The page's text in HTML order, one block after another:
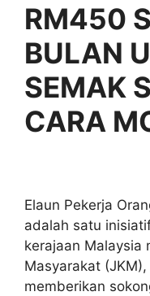
RM450
BULAN
SEMAK
CARA
Elaun Pekerja
adalah satu
kerajaan Malaysia
Masyarakat
memberikan